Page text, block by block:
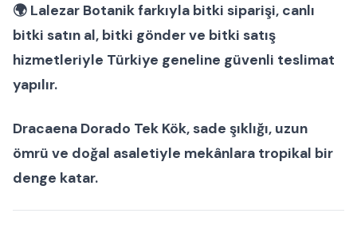
🌍 Lalezar Botanikfarkıyla bitki siparişi, canlı
bitki satın al, bitki gönderve bitki satış
hizmetleriyle Türkiye geneline güvenli teslimat
yapılır.
Dracaena Dorado Tek Kök, sade şıklığı, uzun
ömrü ve doğal asaletiyle mekânlara tropikal bir
denge katar.